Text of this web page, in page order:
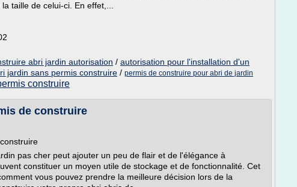
taille de celui-ci. En effet,...
abri jardin autorisation / autorisation pour l'installation d'un
jardin sans permis construire / permis de construire pour abri de jardin
construire
de construire
pas cher peut ajouter un peu de flair et de l'élégance à
constituer un moyen utile de stockage et de fonctionnalité. Cet
vous pouvez prendre la meilleure décision lors de la